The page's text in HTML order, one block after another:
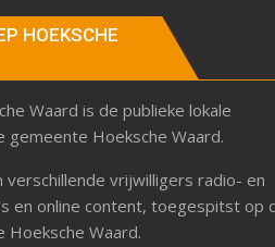
HOEKSCHE
Waard is de publieke lokale
gemeente Hoeksche Waard.
verschillende vrijwilligers radio- en
en online content, toegespitst op
Hoeksche Waard.